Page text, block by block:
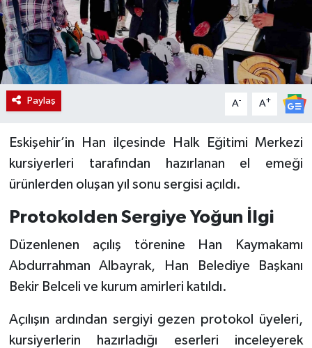
Paylaş A- A+
Eskişehir’in Han ilçesinde Halk Eğitimi Merkezi
kursiyerleri tarafından hazırlanan el emeği
ürünlerden oluşan yıl sonu sergisi açıldı.
Protokolden Sergiye Yoğun İlgi
Düzenlenen açılış törenine Han Kaymakamı
Abdurrahman Albayrak, Han Belediye Başkanı
Bekir Belceli ve kurum amirleri katıldı.
Açılışın ardından sergiyi gezen protokol üyeleri,
kursiyerlerin hazırladığı eserleri inceleyerek